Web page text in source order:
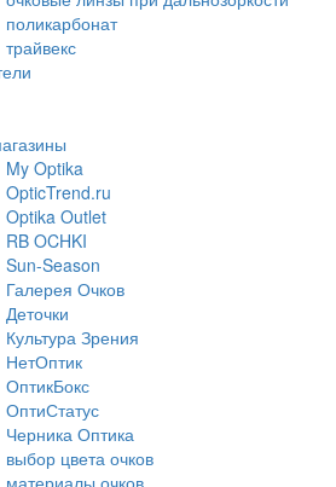
поликарбонат
трайвекс
My Optika
OpticTrend.ru
Optika Outlet
RB OCHKI
Sun-Season
Галерея Очков
Деточки
Культура Зрения
НетОптик
ОптикБокс
ОптиСтатус
Черника Оптика
выбор цвета очков